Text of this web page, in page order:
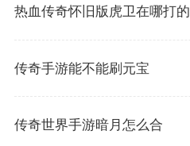
热血传奇怀旧版虎卫在哪打的
传奇手游能不能刷元宝
传奇世界手游暗月怎么合